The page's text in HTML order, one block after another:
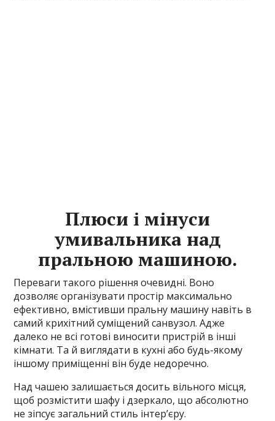
Плюси і мінуси
умивальника над
пральною машиною.
Переваги такого рішення очевидні. Воно
дозволяє організувати простір максимально
ефективно, вмістивши пральну машину навіть в
самий крихітний суміщений санвузол. Адже
далеко не всі готові виносити пристрій в інші
кімнати. Та й виглядати в кухні або будь-якому
іншому приміщенні він буде недоречно.
Над чашею залишається досить вільного місця,
щоб розмістити шафу і дзеркало, що абсолютно
не зіпсує загальний стиль інтер’єру.